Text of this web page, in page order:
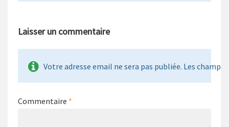
Laisser un commentaire
Votre adresse email ne sera pas publiée. Les champs
Commentaire *